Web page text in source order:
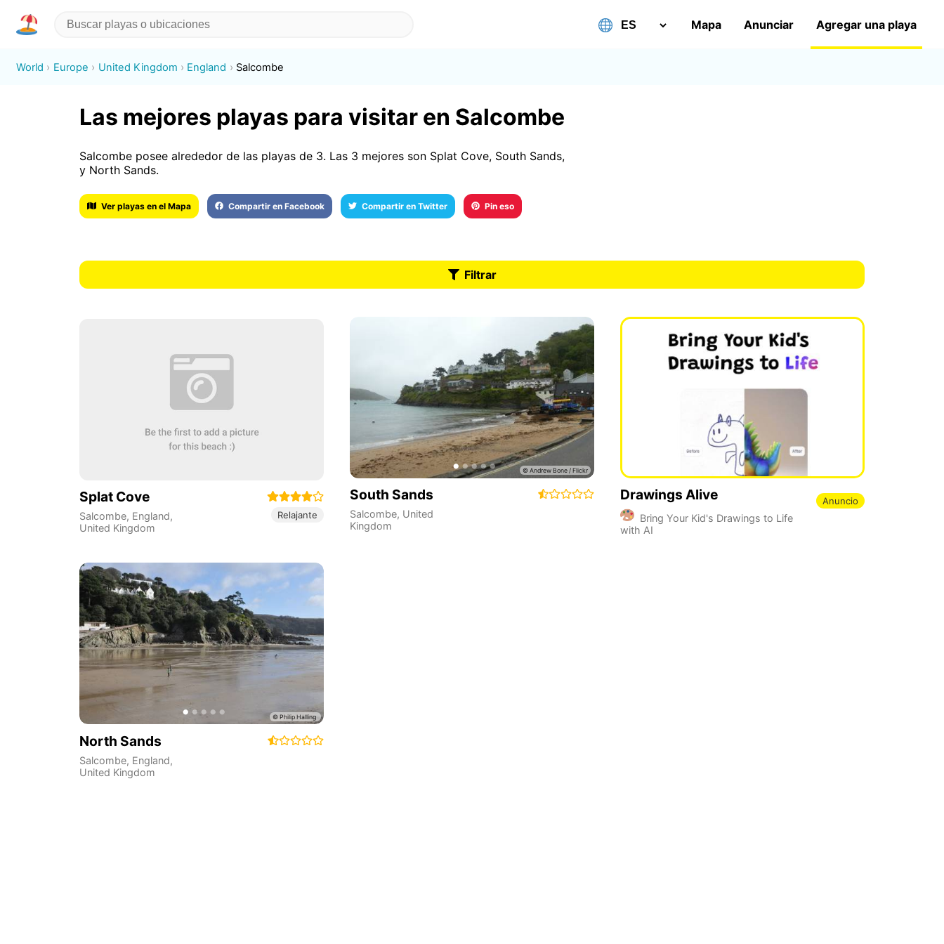
Mapa Anunciar Agregar una playa
World Europe United Kingdom England Salcombe
Las mejores playas para visitar en Salcombe
Salcombe posee alrededor de las playas de 3. Las 3 mejores son Splat Cove, South Sands,
y North Sands.
Ver playas en el Mapa Compartir en Facebook Compartir en Twitter Pin eso
Filtrar
Splat Cove
Salcombe, England,
United Kingdom
Relajante
South Sands
Salcombe, United
Kingdom
Drawings Alive
Bring Your Kid's Drawings to Life
with AI
Anuncio
North Sands
Salcombe, England,
United Kingdom